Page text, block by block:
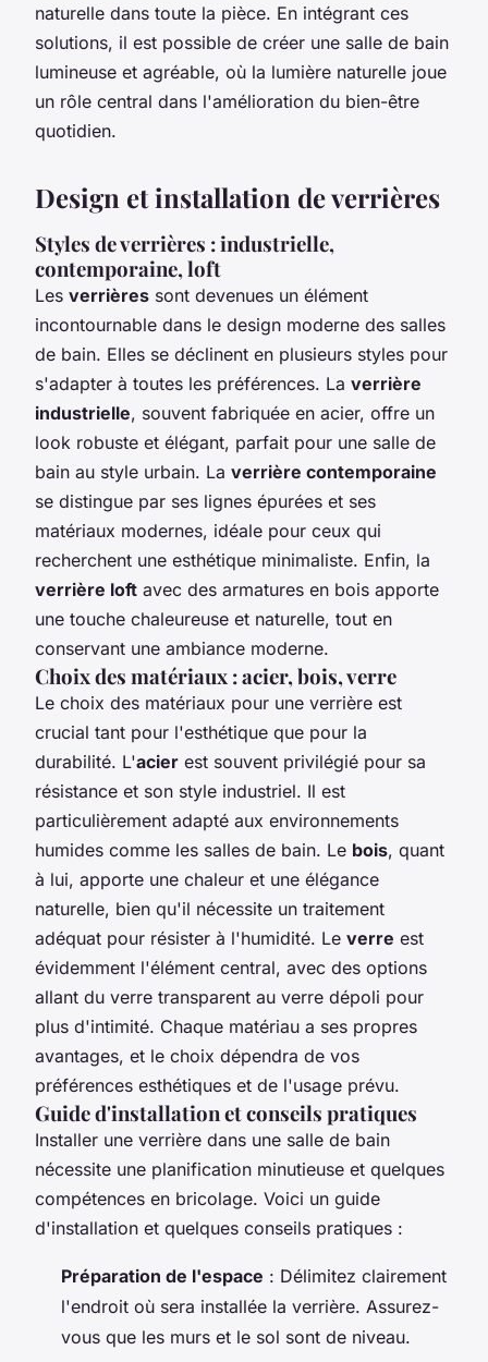
naturelle dans toute la pièce. En intégrant ces
solutions, il est possible de créer une salle de bain
lumineuse et agréable, où la lumière naturelle joue
un rôle central dans l'amélioration du bien-être
quotidien.
Design et installation de verrières
Styles de verrières : industrielle,
contemporaine, loft
Les verrières sont devenues un élément
incontournable dans le design moderne des salles
de bain. Elles se déclinent en plusieurs styles pour
s'adapter à toutes les préférences. La verrière
industrielle, souvent fabriquée en acier, offre un
look robuste et élégant, parfait pour une salle de
bain au style urbain. La verrière contemporaine
se distingue par ses lignes épurées et ses
matériaux modernes, idéale pour ceux qui
recherchent une esthétique minimaliste. Enfin, la
verrière loft avec des armatures en bois apporte
une touche chaleureuse et naturelle, tout en
conservant une ambiance moderne.
Choix des matériaux : acier, bois, verre
Le choix des matériaux pour une verrière est
crucial tant pour l'esthétique que pour la
durabilité. L'acier est souvent privilégié pour sa
résistance et son style industriel. Il est
particulièrement adapté aux environnements
humides comme les salles de bain. Le bois, quant
à lui, apporte une chaleur et une élégance
naturelle, bien qu'il nécessite un traitement
adéquat pour résister à l'humidité. Le verre est
évidemment l'élément central, avec des options
allant du verre transparent au verre dépoli pour
plus d'intimité. Chaque matériau a ses propres
avantages, et le choix dépendra de vos
préférences esthétiques et de l'usage prévu.
Guide d'installation et conseils pratiques
Installer une verrière dans une salle de bain
nécessite une planification minutieuse et quelques
compétences en bricolage. Voici un guide
d'installation et quelques conseils pratiques :
Préparation de l'espace : Délimitez clairement
l'endroit où sera installée la verrière. Assurez-
vous que les murs et le sol sont de niveau.